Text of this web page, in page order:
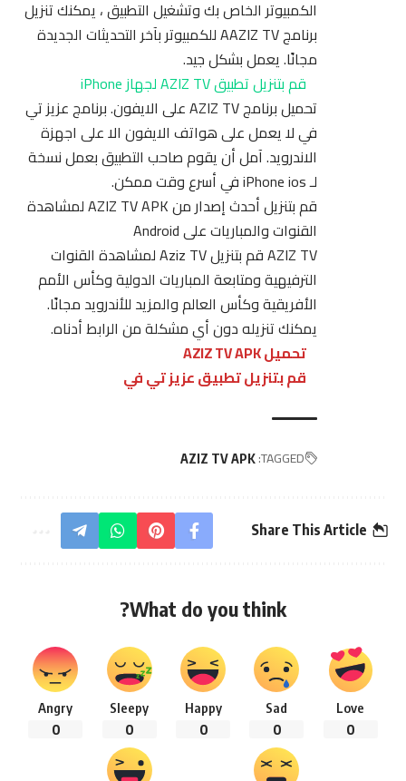
الكمبيوتر الخاص بك وتشغيل التطبيق ، يمكنك تنزيل
برنامج AAZIZ TV للكمبيوتر بآخر التحديثات الجديدة
مجانًا. يعمل بشكل جيد.
قم بتنزيل تطبيق AZIZ TV لجهاز iPhone
تحميل برنامج AZIZ TV على الايفون. برنامج عزيز تي
في لا يعمل على هواتف الايفون الا على اجهزة
الاندرويد. آمل أن يقوم صاحب التطبيق بعمل نسخة
لـ iPhone ios في أسرع وقت ممكن.
قم بتنزيل أحدث إصدار من AZIZ TV APK لمشاهدة
القنوات والمباريات على Android
AZIZ TV قم بتنزيل Aziz TV لمشاهدة القنوات
الترفيهية ومتابعة المباريات الدولية وكأس الأمم
الأفريقية وكأس العالم والمزيد للأندرويد مجانًا.
يمكنك تنزيله دون أي مشكلة من الرابط أدناه.
تحميل AZIZ TV APK
قم بتنزيل تطبيق عزيز تي في
TAGGED:
AZIZ TV APK
Share This Article
What do you think?
Love
0
Sad
0
Happy
0
Sleepy
0
Angry
0